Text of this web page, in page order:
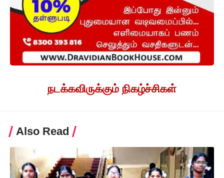
நடக்கவிருக்கும் நிகழ்ச்சிகள்
Also Read